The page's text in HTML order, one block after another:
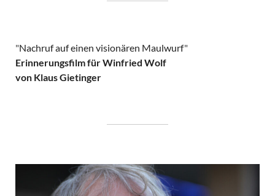
"Nachruf auf einen visionären Maulwurf"
Erinnerungsfilm für Winfried Wolf
von Klaus Gietinger